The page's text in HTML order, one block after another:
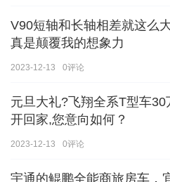
V90短轴和长轴相差就这么
真是颠覆我的想象力
2023-12-13 0评论
元旦大礼?飞翔全系T型车30
开回家,您意向如何？
2023-12-13 0评论
宇通的鲲鹏全能商旅房车，